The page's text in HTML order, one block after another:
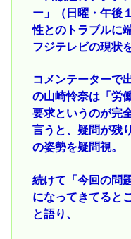
ー」（日曜・午後
性とのトラブルに
フジテレビの現状
コメンテーターで
の山崎怜奈は「労
要求というのが完
言うと、疑問が残
の姿勢を疑問視。
続けて「今回の問
になってきてると
と語り、